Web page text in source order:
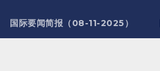
国际要闻简报（08-11-2025）